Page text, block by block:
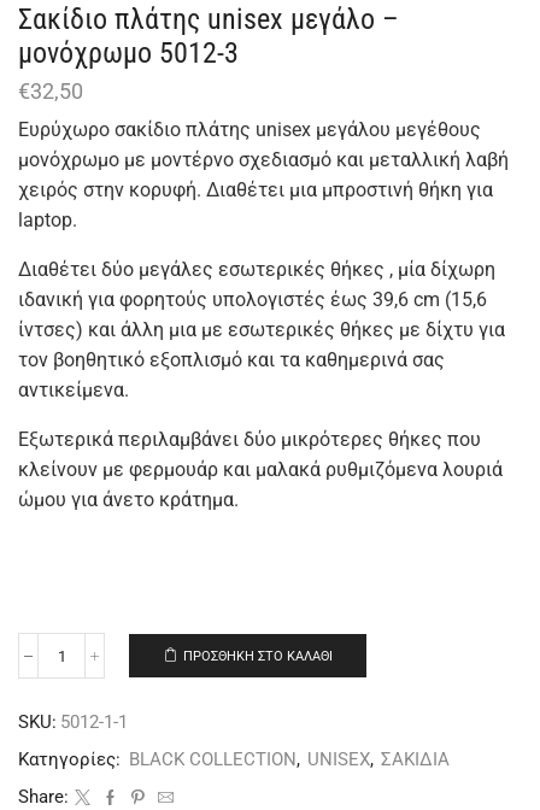
Σακίδιο πλάτης unisex μεγάλο –
μονόχρωμο 5012-3
€32,50
Ευρύχωρο σακίδιο πλάτης unisex μεγάλου μεγέθους
μονόχρωμο με μοντέρνο σχεδιασμό και μεταλλική λαβή
χειρός στην κορυφή. Διαθέτει μια μπροστινή θήκη για
laptop.
Διαθέτει δύο μεγάλες εσωτερικές θήκες , μία δίχωρη
ιδανική για φορητούς υπολογιστές έως 39,6 cm (15,6
ίντσες) και άλλη μια με εσωτερικές θήκες με δίχτυ για
τον βοηθητικό εξοπλισμό και τα καθημερινά σας
αντικείμενα.
Εξωτερικά περιλαμβάνει δύο μικρότερες θήκες που
κλείνουν με φερμουάρ και μαλακά ρυθμιζόμενα λουριά
ώμου για άνετο κράτημα.
ΠΡΟΣΘΉΚΗ ΣΤΟ ΚΑΛΆΘΙ
SKU: 5012-1-1
Κατηγορίες: BLACK COLLECTION, UNISEX, ΣΑΚΙΔΙΑ
Share: